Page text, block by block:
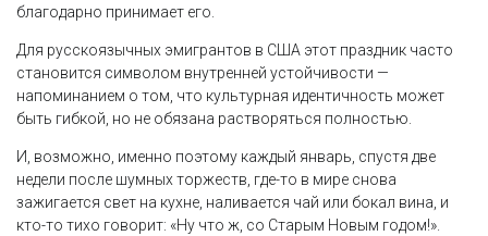
благодарно принимает его.
Для русскоязычных эмигрантов в США этот праздник часто
становится символом внутренней устойчивости —
напоминанием о том, что культурная идентичность может
быть гибкой, но не обязана растворяться полностью.
И, возможно, именно поэтому каждый январь, спустя две
недели после шумных торжеств, где-то в мире снова
зажигается свет на кухне, наливается чай или бокал вина, и
кто-то тихо говорит: «Ну что ж, со Старым Новым годом!».